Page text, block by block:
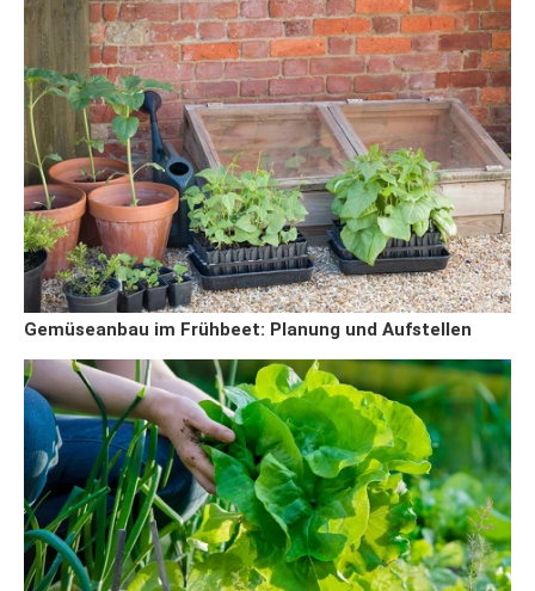
Gemüseanbau im Frühbeet: Planung und Aufstellen